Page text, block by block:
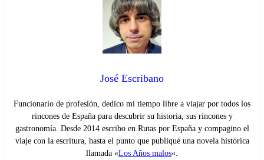
José Escribano
Funcionario de profesión, dedico mi tiempo libre a viajar por todos los
rincones de España para descubrir su historia, sus rincones y
gastronomía. Desde 2014 escribo en Rutas por España y compagino el
viaje con la escritura, hasta el punto que publiqué una novela histórica
llamada «Los Años malos«.